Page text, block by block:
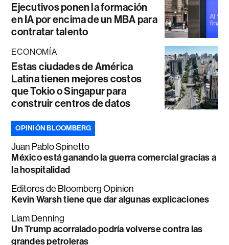
Ejecutivos ponen la formación
en IA por encima de un MBA para
contratar talento
ECONOMÍA
Estas ciudades de América
Latina tienen mejores costos
que Tokio o Singapur para
construir centros de datos
OPINIÓN BLOOMBERG
Juan Pablo Spinetto
México está ganando la guerra comercial gracias a
la hospitalidad
Editores de Bloomberg Opinion
Kevin Warsh tiene que dar algunas explicaciones
Liam Denning
Un Trump acorralado podría volverse contra las
grandes petroleras